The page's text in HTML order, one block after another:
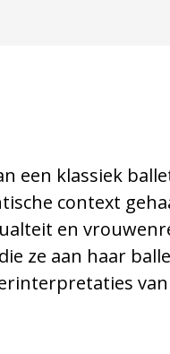
een klassiek
context
en
ze aan haar